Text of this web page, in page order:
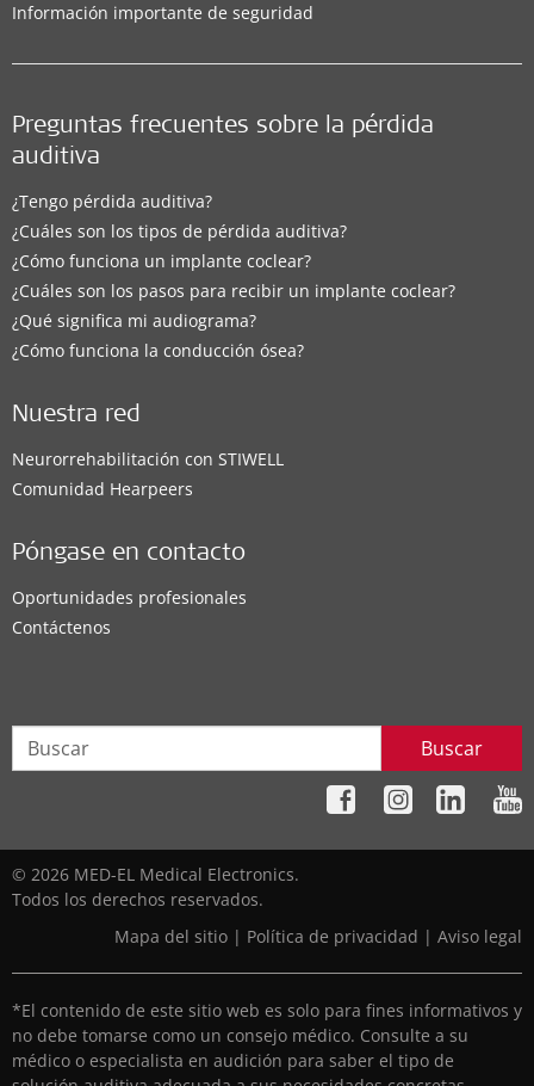
Información importante de seguridad
Preguntas frecuentes sobre la pérdida
auditiva
¿Tengo pérdida auditiva?
¿Cuáles son los tipos de pérdida auditiva?
¿Cómo funciona un implante coclear?
¿Cuáles son los pasos para recibir un implante coclear?
¿Qué significa mi audiograma?
¿Cómo funciona la conducción ósea?
Nuestra red
Neurorrehabilitación con STIWELL
Comunidad Hearpeers
Póngase en contacto
Oportunidades profesionales
Contáctenos
Buscar
© 2026 MED-EL Medical Electronics.
Todos los derechos reservados.
Mapa del sitio | Política de privacidad | Aviso legal
*El contenido de este sitio web es solo para fines informativos y
no debe tomarse como un consejo médico. Consulte a su
médico o especialista en audición para saber el tipo de